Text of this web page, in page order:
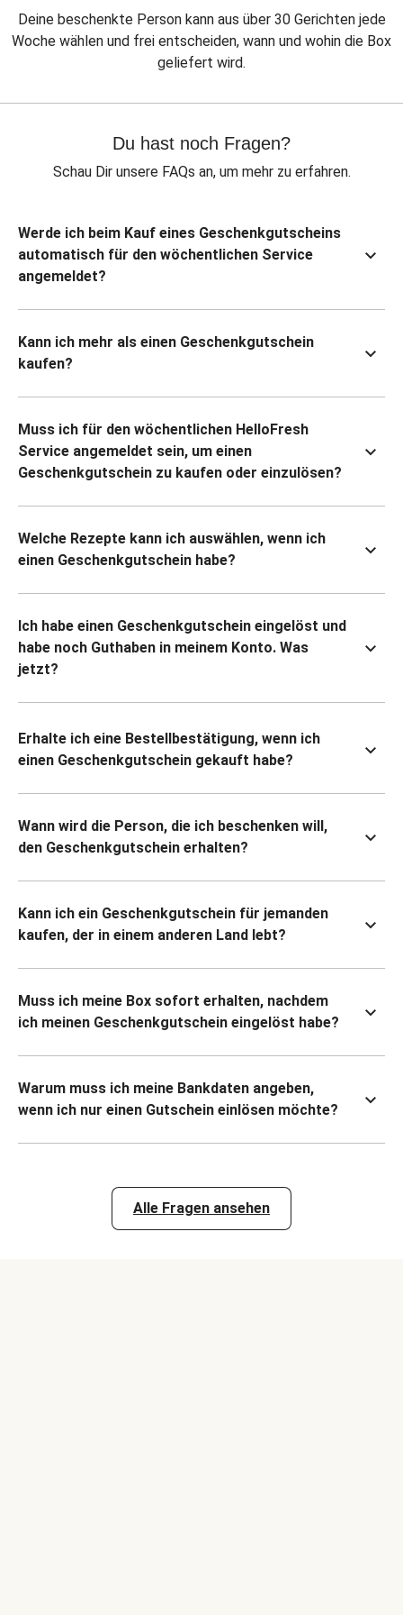
Deine beschenkte Person kann aus über 30 Gerichten jede
Woche wählen und frei entscheiden, wann und wohin die Box
geliefert wird.
Du hast noch Fragen?
Schau Dir unsere FAQs an, um mehr zu erfahren.
Werde ich beim Kauf eines Geschenkgutscheins
automatisch für den wöchentlichen Service
angemeldet?
Kann ich mehr als einen Geschenkgutschein
kaufen?
Muss ich für den wöchentlichen HelloFresh
Service angemeldet sein, um einen
Geschenkgutschein zu kaufen oder einzulösen?
Welche Rezepte kann ich auswählen, wenn ich
einen Geschenkgutschein habe?
Ich habe einen Geschenkgutschein eingelöst und
habe noch Guthaben in meinem Konto. Was
jetzt?
Erhalte ich eine Bestellbestätigung, wenn ich
einen Geschenkgutschein gekauft habe?
Wann wird die Person, die ich beschenken will,
den Geschenkgutschein erhalten?
Kann ich ein Geschenkgutschein für jemanden
kaufen, der in einem anderen Land lebt?
Muss ich meine Box sofort erhalten, nachdem
ich meinen Geschenkgutschein eingelöst habe?
Warum muss ich meine Bankdaten angeben,
wenn ich nur einen Gutschein einlösen möchte?
Alle Fragen ansehen